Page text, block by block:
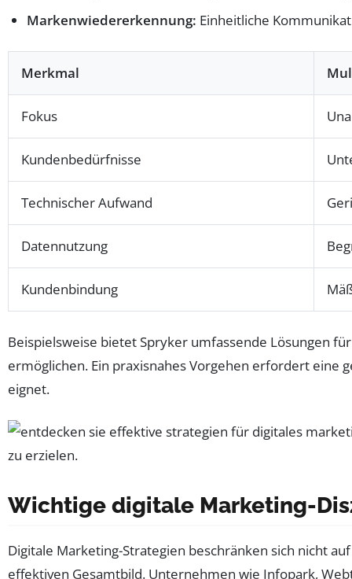
Markenwiedererkennung: Einheitliche
Merkmal
Fokus
Kundenbedürfnisse
Technischer Aufwand
Datennutzung
Kundenbindung
Beispielsweise bietet Spryker umfassende Lösungen
ermöglichen. Ein praxisnahes Vorgehen erfordert eine
eignet.
Wichtige digitale Marketing-
Digitale Marketing-Strategien beschränken sich nicht
effektiven Gesamtbild. Unternehmen wie Infopark,